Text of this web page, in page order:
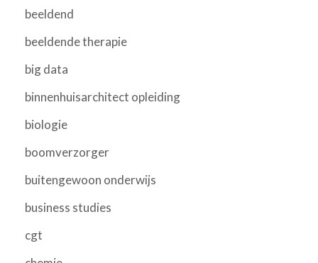
beeldend
beeldende therapie
big data
binnenhuisarchitect opleiding
biologie
boomverzorger
buitengewoon onderwijs
business studies
cgt